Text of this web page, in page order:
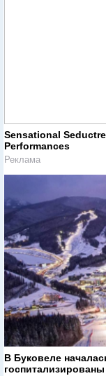
Sensational
Performances
Реклама
В Буковеле
госпитализированы